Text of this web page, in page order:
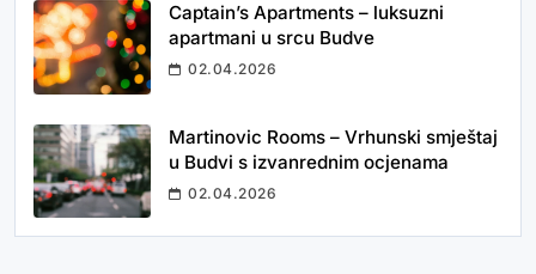
Captain’s Apartments – luksuzni
apartmani u srcu Budve
02.04.2026
Martinovic Rooms – Vrhunski smještaj
u Budvi s izvanrednim ocjenama
02.04.2026